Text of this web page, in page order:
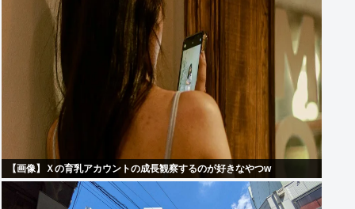
【画像】Ｘの育乳アカウントの成長観察するのが好きなやつw